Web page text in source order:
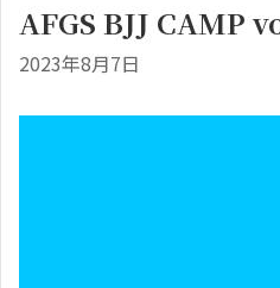
AFGS BJJ CAMP
2023年8月7日